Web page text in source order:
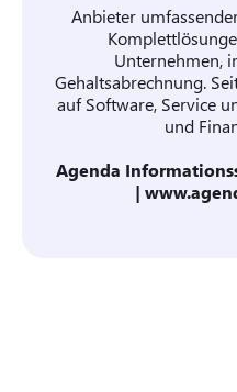
Anbieter
Unternehmen,
Gehaltsabrechnung.
auf Software, Service
und
Agenda
|